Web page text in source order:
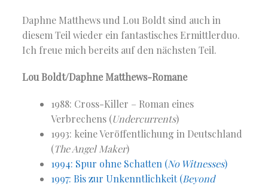
Daphne Matthews und Lou Boldt sind auch in
diesem Teil wieder ein fantastisches Ermittlerduo.
Ich freue mich bereits auf den nächsten Teil.
Lou Boldt/Daphne Matthews-Romane
1988: Cross-Killer – Roman eines
Verbrechens (Undercurrents)
1993: keine Veröffentlichung in Deutschland
(The Angel Maker)
1994: Spur ohne Schatten (No Witnesses)
1997: Bis zur Unkenntlichkeit (Beyond